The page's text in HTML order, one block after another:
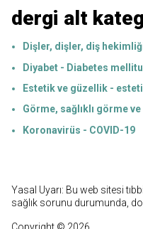
dergi alt
Dişler, dişler, diş
Diyabet - Diabetes
Estetik ve güzellik -
Görme, sağlıklı görme
Koronavirüs - COVID-19
Yasal Uyarı: Bu web sitesi
sağlık sorunu durumunda,